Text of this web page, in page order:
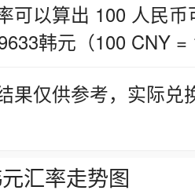
可以算出 100 人民
韩元（100 CNY =
果仅供参考，实际
汇率走势图